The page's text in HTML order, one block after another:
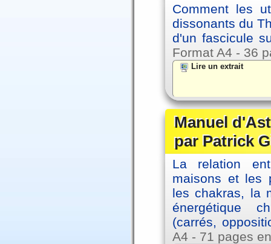
Comment les
dissonants du
d'un fascicule
Format A4 - 36
Lire un extrait
Manuel
par Patrick
La relation
maisons et les
les chakras, la
énergétique
(carrés,
A4 - 71 pages